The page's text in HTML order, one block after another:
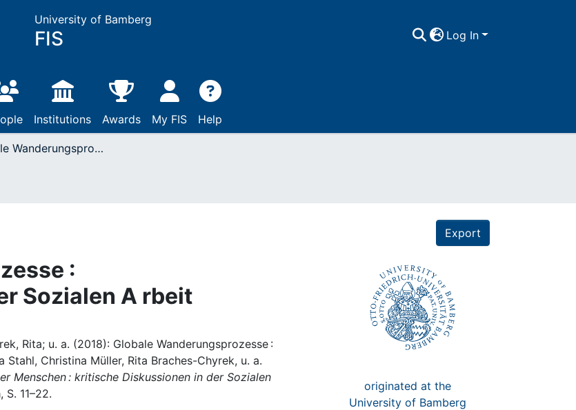
University of Bamberg
FIS Log In
Institutions Awards My FIS Help
Globale Wanderungsprozesse : Perspektivierungen in der Sozialen A rbeit
Export
:
Sozialen A rbeit
Rita; u. a. (2018): Globale Wanderungsprozesse :
Christina Müller, Rita Braches-Chyrek, u. a.
Menschen : kritische Diskussionen in der Sozialen
11–22.
originated at the
University of Bamberg